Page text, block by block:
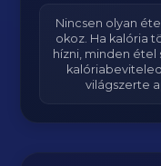
Nincsen olyan
okoz. Ha kalória
hízni, minden étel
világszerte